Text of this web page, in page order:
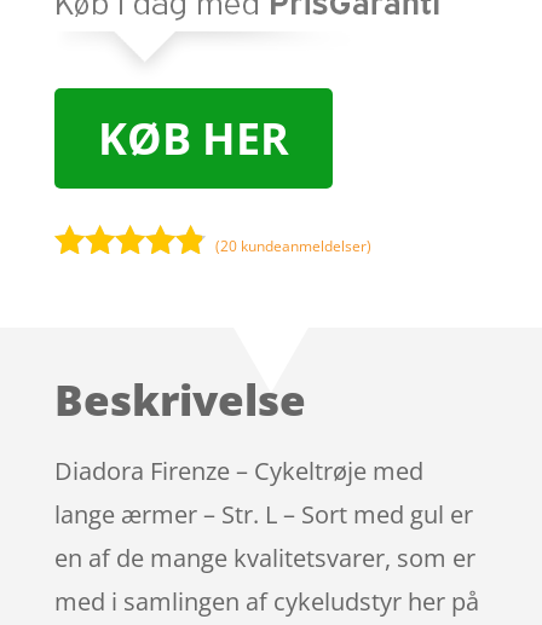
KØB HER
kundebedø
(20 kundeanmeldelser)
Beskrivelse
Diadora Firenze – Cykeltrøje med
lange ærmer – Str. L – Sort med gul er
en af de mange kvalitetsvarer, som er
med i samlingen af cykeludstyr her på